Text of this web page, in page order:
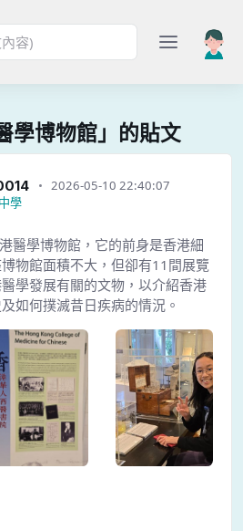
學博物館」的貼文
2026-05-10 22:40:07
學
醫學博物館，它的前身是香港細
物館面積不大，但卻有11間展覽
學發展有關的文物，以介紹香港
如何撲滅昔日疾病的情況。